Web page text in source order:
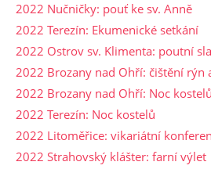
2022 Nučničky: pouť ke sv. Anně
2022 Terezín: Ekumenické setkání
2022 Ostrov sv. Klimenta: poutní
2022 Brozany nad Ohří: čištění rýn
2022 Brozany nad Ohří: Noc kostelů
2022 Terezín: Noc kostelů
2022 Litoměřice: vikariátní
2022 Strahovský klášter: farní výlet